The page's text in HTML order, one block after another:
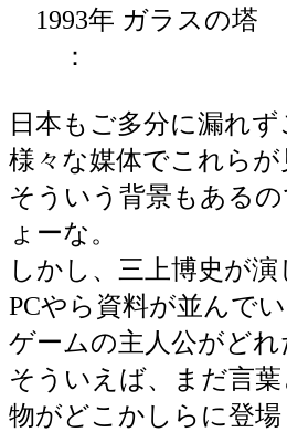
1993年 ガラスの塔
：
日本もご多分に漏れ
様々な媒体でこれらが
そういう背景もある
ょーな。
しかし、三上博史が
PCやら資料が並んで
ゲームの主人公がど
そういえば、まだ言
物がどこかしらに登